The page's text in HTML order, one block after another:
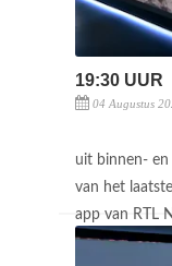
19:30 UUR
04 Augustus
uit binnen-
van het
app van RTL